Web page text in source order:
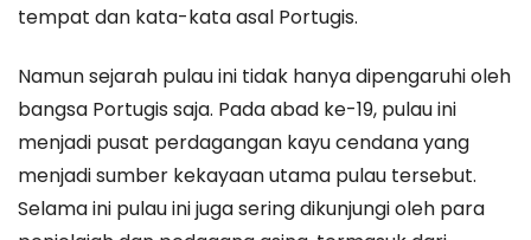
tempat dan kata-kata asal Portugis.
Namun sejarah pulau ini tidak hanya dipengaruhi oleh
bangsa Portugis saja. Pada abad ke-19, pulau ini
menjadi pusat perdagangan kayu cendana yang
menjadi sumber kekayaan utama pulau tersebut.
Selama ini pulau ini juga sering dikunjungi oleh para